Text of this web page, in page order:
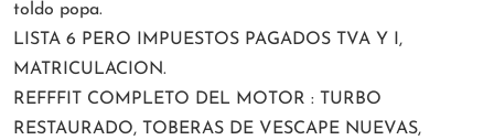
toldo popa.
LISTA 6 PERO IMPUESTOS PAGADOS TVA Y I,
MATRICULACION.
REFFFIT COMPLETO DEL MOTOR : TURBO
RESTAURADO, TOBERAS DE VESCAPE NUEVAS,